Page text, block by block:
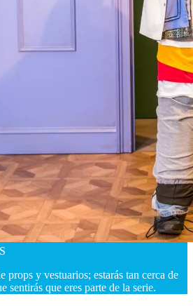
props y vestuarios; estarás tan cerca de
sentirás que eres parte de la serie.